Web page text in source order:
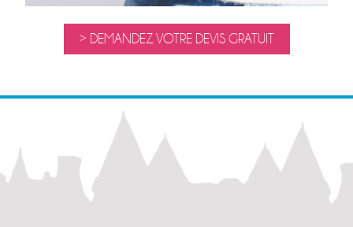
> DEMANDEZ VOTRE DEVIS GRATUIT